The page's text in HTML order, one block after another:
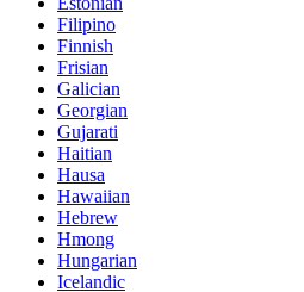
Filipino
Finnish
Frisian
Galician
Georgian
Gujarati
Haitian
Hausa
Hawaiian
Hebrew
Hmong
Hungarian
Icelandic